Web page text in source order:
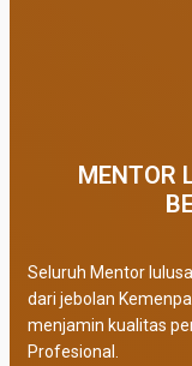
MENTOR
Seluruh Mentor
dari jebolan
menjamin kualitas
Profesional.